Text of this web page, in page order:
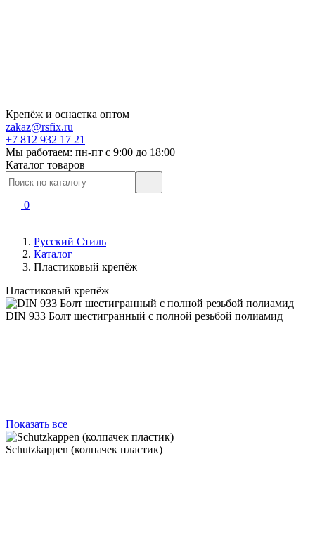
Крепёж и оснастка оптом
zakaz@rsfix.ru
+7 812 932 17 21
Мы работаем: пн-пт c 9:00 до 18:00
Каталог товаров
0
Русский Стиль
Каталог
Пластиковый крепёж
Пластиковый крепёж
DIN 933 Болт шестигранный с полной резьбой полиамид
Показать все
Schutzkappen (колпачек пластик)